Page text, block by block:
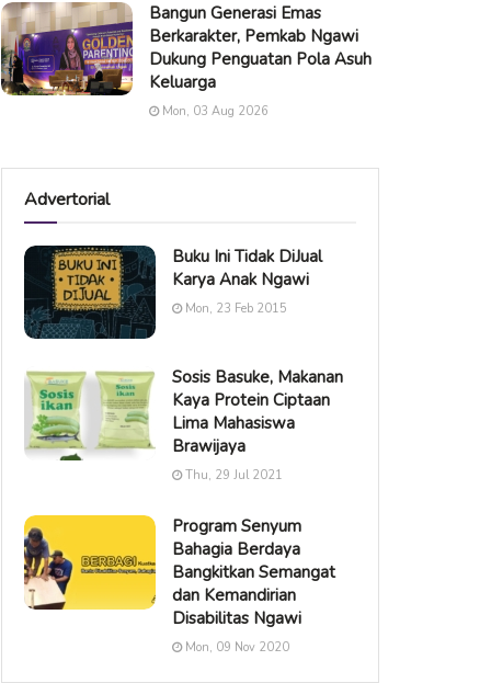
Bangun Generasi Emas
Berkarakter, Pemkab Ngawi
Dukung Penguatan Pola Asuh
Keluarga
Mon, 03 Aug 2026
Advertorial
Buku Ini Tidak DiJual
Karya Anak Ngawi
Mon, 23 Feb 2015
Sosis Basuke, Makanan
Kaya Protein Ciptaan
Lima Mahasiswa
Brawijaya
Thu, 29 Jul 2021
Program Senyum
Bahagia Berdaya
Bangkitkan Semangat
dan Kemandirian
Disabilitas Ngawi
Mon, 09 Nov 2020